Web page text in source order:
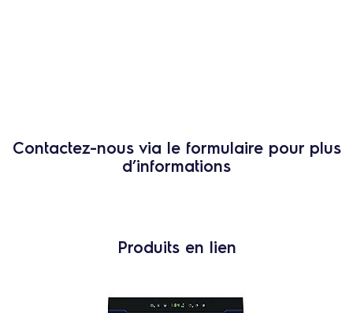
Contactez-nous via le formulaire pour plus
d’informations
Produits en lien